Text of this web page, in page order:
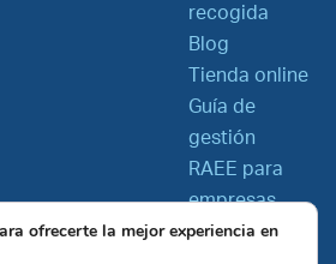
recogida
Blog
Tienda online
Guía de
gestión
RAEE para
empresas
ofrecerte la mejor experiencia en